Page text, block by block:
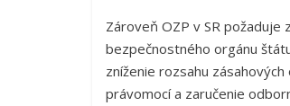
Zároveň OZP v SR
bezpečnostného orgánu
zníženie rozsahu
právomocí a zaručenie